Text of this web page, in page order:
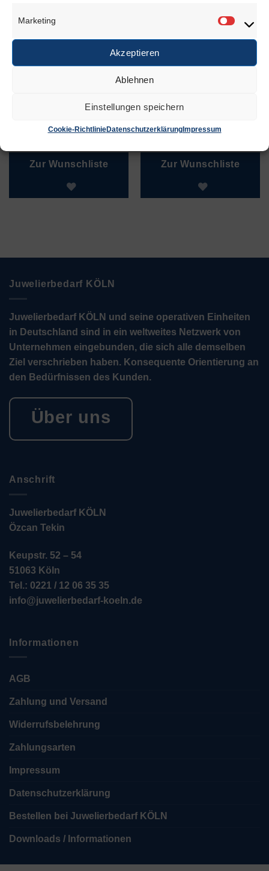
Marketing
Akzeptieren
Ablehnen
Einstellungen speichern
Cookie-RichtlinieDatenschutzerklärungImpressum
Ohrringe extra
€5,50
Zur Wunschliste
Armband 7300
€7,35
Zur Wunschliste
Juwelierbedarf KÖLN
Juwelierbedarf KÖLN und seine operativen Einheiten
in Deutschland sind in ein weltweites Netzwerk von
Unternehmen eingebunden, die sich alle demselben
Ziel verschrieben haben. Konsequente Orientierung an
den Bedürfnissen des Kunden.
Über uns
Anschrift
Juwelierbedarf KÖLN
Özcan Tekin
Keupstr. 52 – 54
51063 Köln
Tel.: 0221 / 12 06 35 35
info@juwelierbedarf-koeln.de
Informationen
AGB
Zahlung und Versand
Widerrufsbelehrung
Zahlungsarten
Impressum
Datenschutzerklärung
Bestellen bei Juwelierbedarf KÖLN
Downloads / Informationen